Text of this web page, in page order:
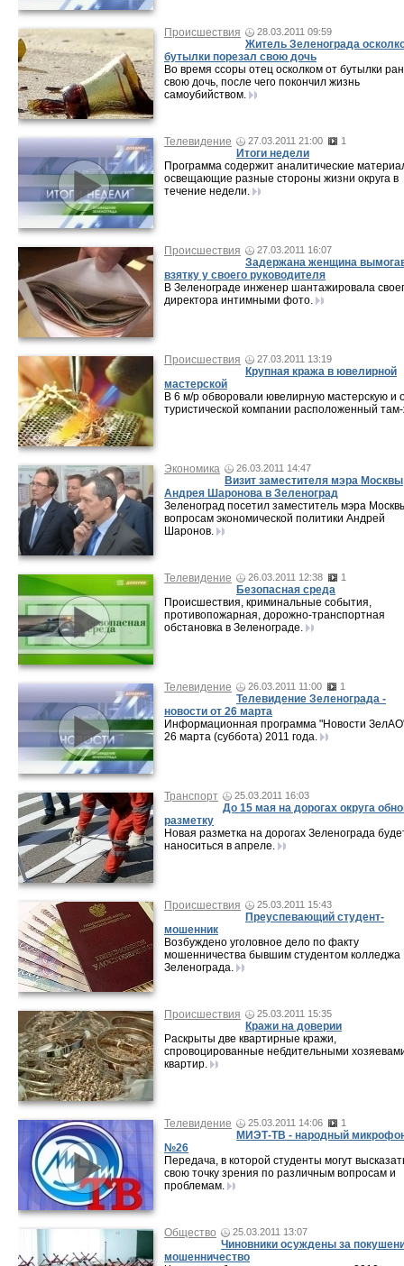
Происшествия 28.03.2011 09:59
Житель Зеленограда
бутылки порезал свою дочь
Во время ссоры отец осколком от бутылки
свою дочь, после чего покончил жизнь
самоубийством.
Телевидение 27.03.2011 21:00 1
Итоги недели
Программа содержит аналитические
освещающие разные стороны жизни округа в
течение недели.
Происшествия 27.03.2011 16:07
Задержана женщина
взятку у своего руководителя
В Зеленограде инженер шантажировала
директора интимными фото.
Происшествия 27.03.2011 13:19
Крупная кража в ювелирной
мастерской
В 6 м/р обворовали ювелирную мастерскую и
туристической компании расположенный
Экономика 26.03.2011 14:47
Визит заместителя мэра Москвы
Андрея Шаронова в Зеленоград
Зеленоград посетил заместитель мэра
вопросам экономической политики Андрей
Шаронов.
Телевидение 26.03.2011 12:38 1
Безопасная среда
Происшествия, криминальные события,
противопожарная, дорожно-транспортная
обстановка в Зеленограде.
Телевидение 26.03.2011 11:00 1
Телевидение Зеленограда -
новости от 26 марта
Информационная программа "Новости
26 марта (суббота) 2011 года.
Транспорт 25.03.2011 16:03
До 15 мая на дорогах округа
разметку
Новая разметка на дорогах Зеленограда
наноситься в апреле.
Происшествия 25.03.2011 15:43
Преуспевающий студент-
мошенник
Возбуждено уголовное дело по факту
мошенничества бывшим студентом колледжа
Зеленограда.
Происшествия 25.03.2011 15:35
Кражи на доверии
Раскрыты две квартирные кражи,
спровоцированные небдительными
квартир.
Телевидение 25.03.2011 14:06 1
МИЭТ-ТВ - народный
№26
Передача, в которой студенты могут
свою точку зрения по различным вопросам и
проблемам.
Общество 25.03.2011 13:07
Чиновники осуждены за
мошенничество